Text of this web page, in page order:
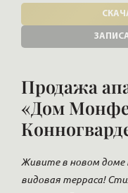
Продажа
«Дом
Живите в новом доме
видовая терраса!